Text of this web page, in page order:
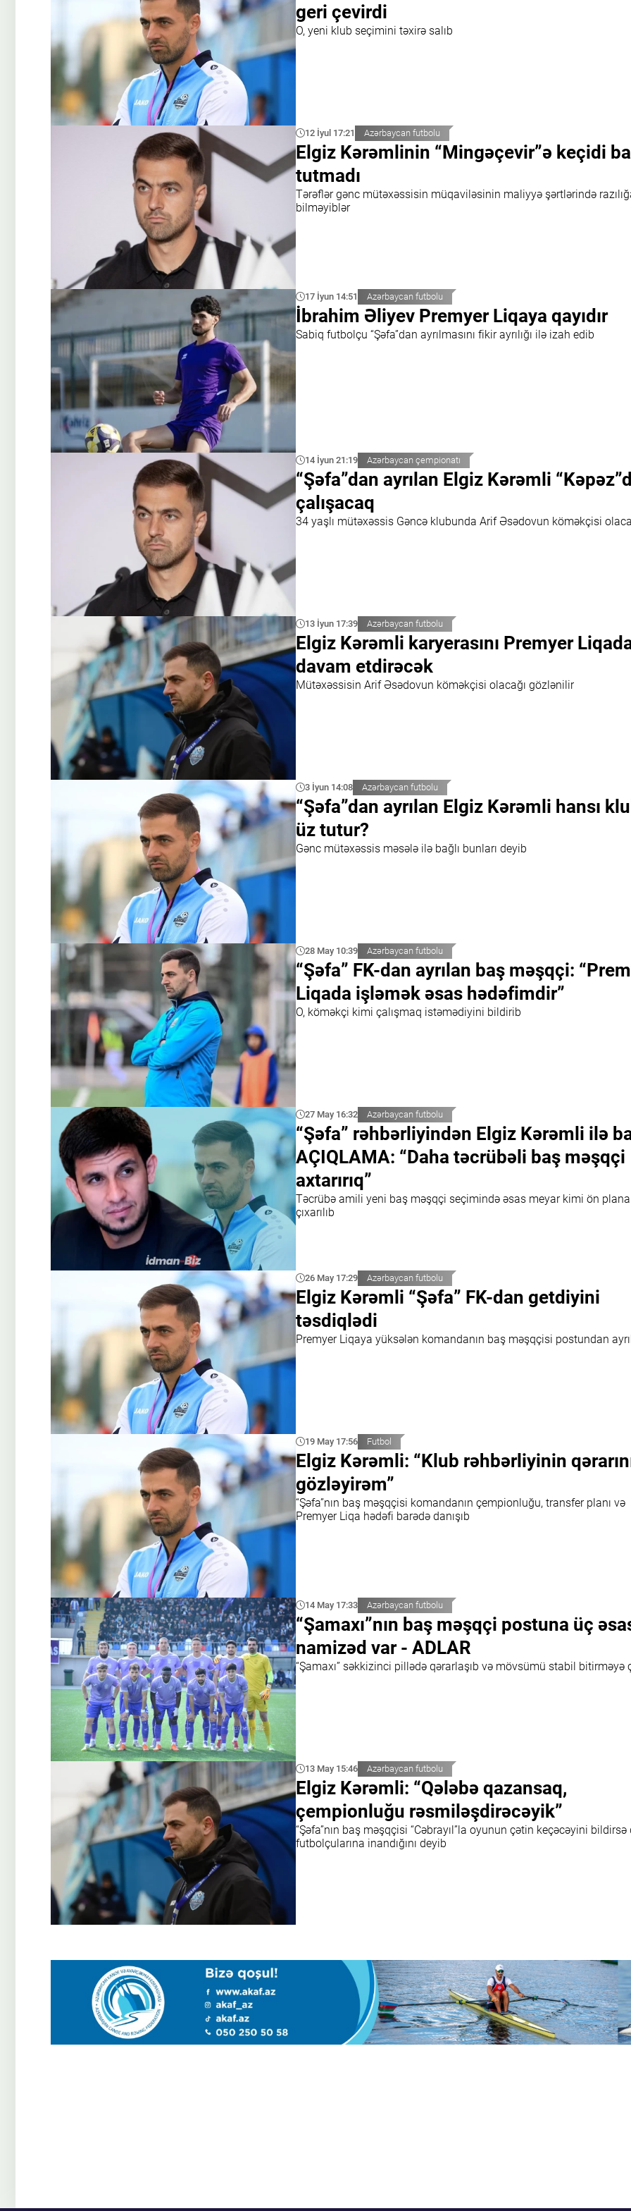
geri çevirdi
O, yeni klub seçimini təxirə salıb
12 İyul 17:21 Azərbaycan futbolu
Elgiz Kərəmlinin “Mingəçevir”ə keçidi
tutmadı
Tərəflər gənc mütəxəssisin müqaviləsinin maliyyə şərtlərində
bilməyiblər
17 İyun 14:51 Azərbaycan futbolu
İbrahim Əliyev Premyer Liqaya qayıdır
Sabiq futbolçu “Şəfa”dan ayrılmasını fikir ayrılığı ilə izah edib
14 İyun 21:19 Azərbaycan çempionatı
“Şəfa”dan ayrılan Elgiz Kərəmli
çalışacaq
34 yaşlı mütəxəssis Gəncə klubunda Arif Əsədovun köməkçisi
13 İyun 17:39 Azərbaycan futbolu
Elgiz Kərəmli karyerasını Premyer
davam etdirəcək
Mütəxəssisin Arif Əsədovun köməkçisi olacağı gözlənilir
3 İyun 14:08 Azərbaycan futbolu
“Şəfa”dan ayrılan Elgiz Kərəmli hansı
üz tutur?
Gənc mütəxəssis məsələ ilə bağlı bunları deyib
28 May 10:39 Azərbaycan futbolu
“Şəfa” FK-dan ayrılan baş məşqçi:
Liqada işləmək əsas hədəfimdir”
O, köməkçi kimi çalışmaq istəmədiyini bildirib
27 May 16:32 Azərbaycan futbolu
“Şəfa” rəhbərliyindən Elgiz Kərəmli ilə
AÇIQLAMA: “Daha təcrübəli baş məşqçi
axtarırıq”
Təcrübə amili yeni baş məşqçi seçimində əsas meyar kimi ön plana
çıxarılıb
26 May 17:29 Azərbaycan futbolu
Elgiz Kərəmli “Şəfa” FK-dan getdiyini
təsdiqlədi
Premyer Liqaya yüksələn komandanın baş məşqçisi postundan
19 May 17:56 Futbol
Elgiz Kərəmli: “Klub rəhbərliyinin
gözləyirəm”
“Şəfa”nın baş məşqçisi komandanın çempionluğu, transfer planı və
Premyer Liqa hədəfi barədə danışıb
14 May 17:33 Azərbaycan futbolu
“Şamaxı”nın baş məşqçi postuna üç
namizəd var - ADLAR
“Şamaxı” səkkizinci pillədə qərarlaşıb və mövsümü stabil bitirməyə
13 May 15:46 Azərbaycan futbolu
Elgiz Kərəmli: “Qələbə qazansaq,
çempionluğu rəsmiləşdirəcəyik”
“Şəfa”nın baş məşqçisi “Cəbrayıl”la oyunun çətin keçəcəyini bildirsə
futbolçularına inandığını deyib